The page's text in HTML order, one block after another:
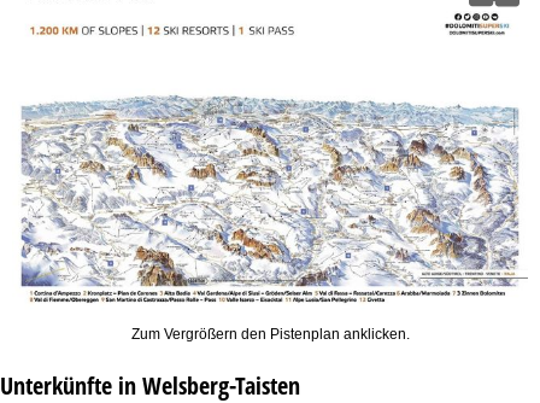
Zum Vergrößern den Pistenplan anklicken.
Unterkünfte in Welsberg-Taisten